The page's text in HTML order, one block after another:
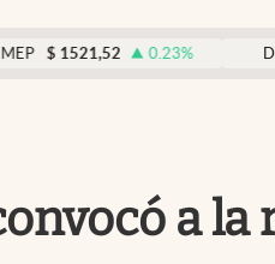
0.23% DÓLAR
a la